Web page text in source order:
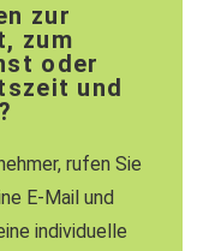
zur
zum
oder
und
rufen Sie
E-Mail und
individuelle